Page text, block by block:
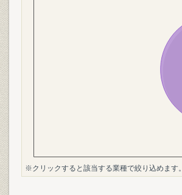
※クリックすると該当する業種で絞り込めます。